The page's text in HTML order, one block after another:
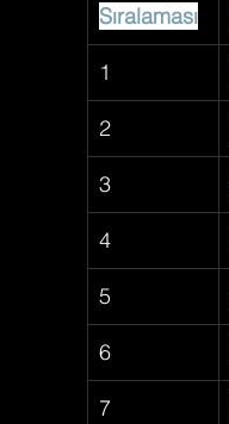
Sıralaması
1
2
3
4
5
6
7